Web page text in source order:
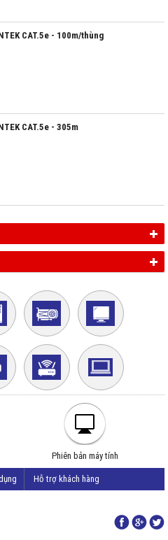
CAT.5e - 100m/thùng
CAT.5e - 305m
Phiên bản máy tính
Hỗ trợ khách hàng